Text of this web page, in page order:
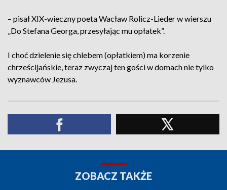
– pisał XIX-wieczny poeta Wacław Rolicz-Lieder w wierszu
„Do Stefana Georga, przesyłając mu opłatek”.
I choć dzielenie się chlebem (opłatkiem) ma korzenie
chrześcijańskie, teraz zwyczaj ten gości w domach nie tylko
wyznawców Jezusa.
ZOBACZ TAKŻE